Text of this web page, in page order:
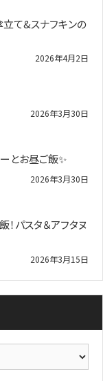
て&スナフキンの
2026年4月2日
2026年3月30日
とお昼ご飯✨
2026年3月30日
！パスタ＆アフタヌ
2026年3月15日